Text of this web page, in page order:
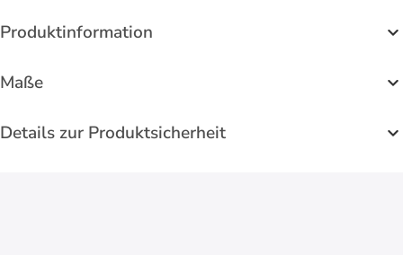
Produktinformation
Maße
Details zur Produktsicherheit